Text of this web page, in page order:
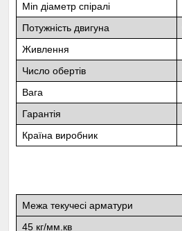
Мin діаметр спіралі
Потужність двигуна
Живлення
Число обертів
Вага
Гарантія
Країна виробник
Межа текучесі арматури
45 кг/мм.кв